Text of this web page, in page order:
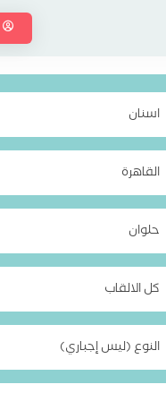
اسنان
القاهرة
حلوان
كل الالقاب
النوع (ليس إجباري)